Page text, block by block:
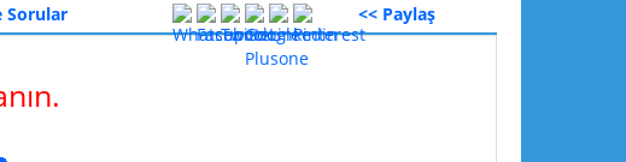
Sorular << Paylaş